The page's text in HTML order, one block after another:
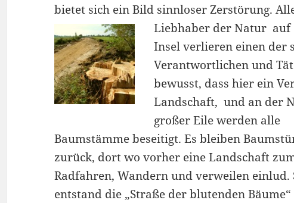
bietet sich ein Bild sinnloser Zerstörung.
Liebhaber der Natur auf
Insel verlieren einen der
Verantwortlichen und
bewusst, dass hier ein
Landschaft, und an der
großer Eile werden alle
Baumstämme beseitigt. Es bleiben
zurück, dort wo vorher eine Landschaft
Radfahren, Wandern und verweilen einlud.
entstand die „Straße der blutenden Bäume“